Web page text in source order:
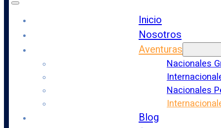
Inicio
Nosotros
Aventuras
Nacionales
Nacionales
Blog